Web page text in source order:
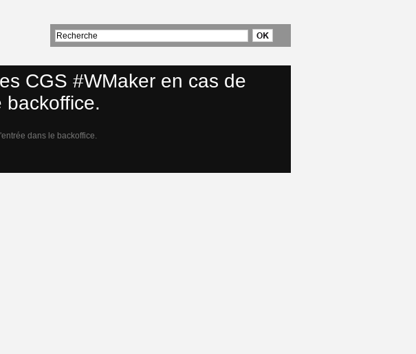
CGS #WMaker en cas de
backoffice.
dans le backoffice.